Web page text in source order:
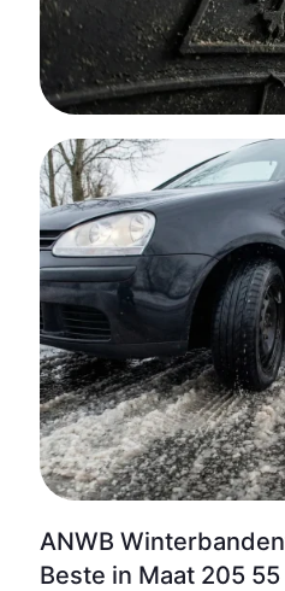
ANWB
Beste in Maat 205 55